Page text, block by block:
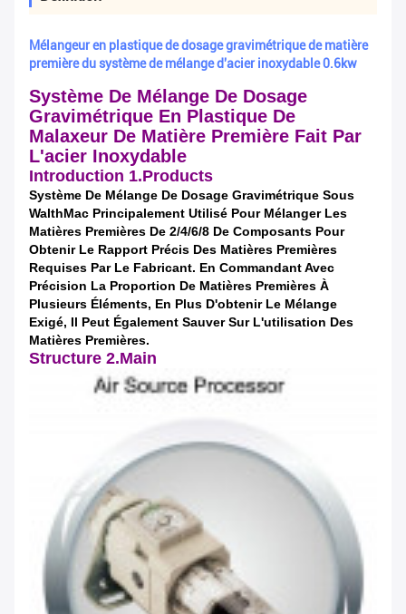
Mélangeur en plastique de dosage gravimétrique de matière
première du système de mélange d'acier inoxydable 0.6kw
Système De Mélange De Dosage
Gravimétrique En Plastique De
Malaxeur De Matière Première Fait Par
L'acier Inoxydable
Introduction 1.Products
Système De Mélange De Dosage Gravimétrique Sous
WalthMac Principalement Utilisé Pour Mélanger Les
Matières Premières De 2/4/6/8 De Composants Pour
Obtenir Le Rapport Précis Des Matières Premières
Requises Par Le Fabricant. En Commandant Avec
Précision La Proportion De Matières Premières À
Plusieurs Éléments, En Plus D'obtenir Le Mélange
Exigé, Il Peut Également Sauver Sur L'utilisation Des
Matières Premières.
Structure 2.Main